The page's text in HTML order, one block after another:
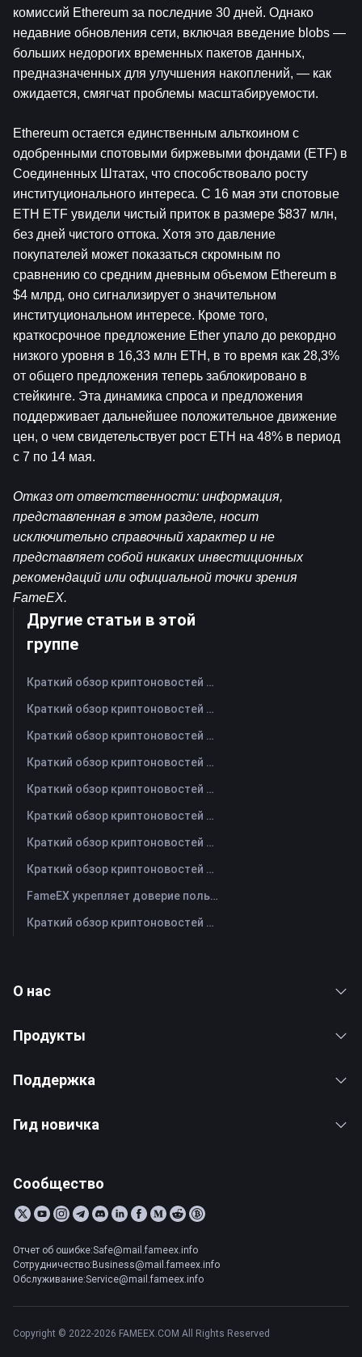
комиссий Ethereum за последние 30 дней. Однако
недавние обновления сети, включая введение blobs —
больших недорогих временных пакетов данных,
предназначенных для улучшения накоплений, — как
ожидается, смягчат проблемы масштабируемости.
Ethereum остается единственным альткоином с
одобренными спотовыми биржевыми фондами (ETF) в
Соединенных Штатах, что способствовало росту
институционального интереса. С 16 мая эти спотовые
ETH ETF увидели чистый приток в размере $837 млн,
без дней чистого оттока. Хотя это давление
покупателей может показаться скромным по
сравнению со средним дневным объемом Ethereum в
$4 млрд, оно сигнализирует о значительном
институциональном интересе. Кроме того,
краткосрочное предложение Ether упало до рекордно
низкого уровня в 16,33 млн ETH, в то время как 28,3%
от общего предложения теперь заблокировано в
стейкинге. Эта динамика спроса и предложения
поддерживает дальнейшее положительное движение
цен, о чем свидетельствует рост ETH на 48% в период
с 7 по 14 мая.
Отказ от ответственности: информация,
представленная в этом разделе, носит
исключительно справочный характер и не
представляет собой никаких инвестиционных
рекомендаций или официальной точки зрения
FameEX.
Другие статьи в этой
группе
Краткий обзор криптоновостей FameEX за сегодня | 7 августа 2026 г
Краткий обзор криптоновостей FameEX за сегодня | 6 августа 2026 г
Краткий обзор криптоновостей FameEX за сегодня | 5 августа 2026 г
Краткий обзор криптоновостей FameEX за сегодня | 4 августа 2026 г
Краткий обзор криптоновостей FameEX за сегодня | 3 августа 2026 г
Краткий обзор криптоновостей FameEX за сегодня | 31 июля 2026 г
Краткий обзор криптоновостей FameEX за сегодня | 30 июля 2026 г
Краткий обзор криптоновостей FameEX за сегодня | 29 июля 2026 г
FameEX укрепляет доверие пользователей благодаря восьми годам стабильной работы и глобальному росту
Краткий обзор криптоновостей FameEX за сегодня | 28 июля 2026 г
О нас
Продукты
Поддержка
Гид новичка
Сообщество
Отчет об ошибке:Safe@mail.fameex.info
Сотрудничество:Business@mail.fameex.info
Обслуживание:Service@mail.fameex.info
Copyright © 2022-2026 FAMEEX.COM All Rights Reserved